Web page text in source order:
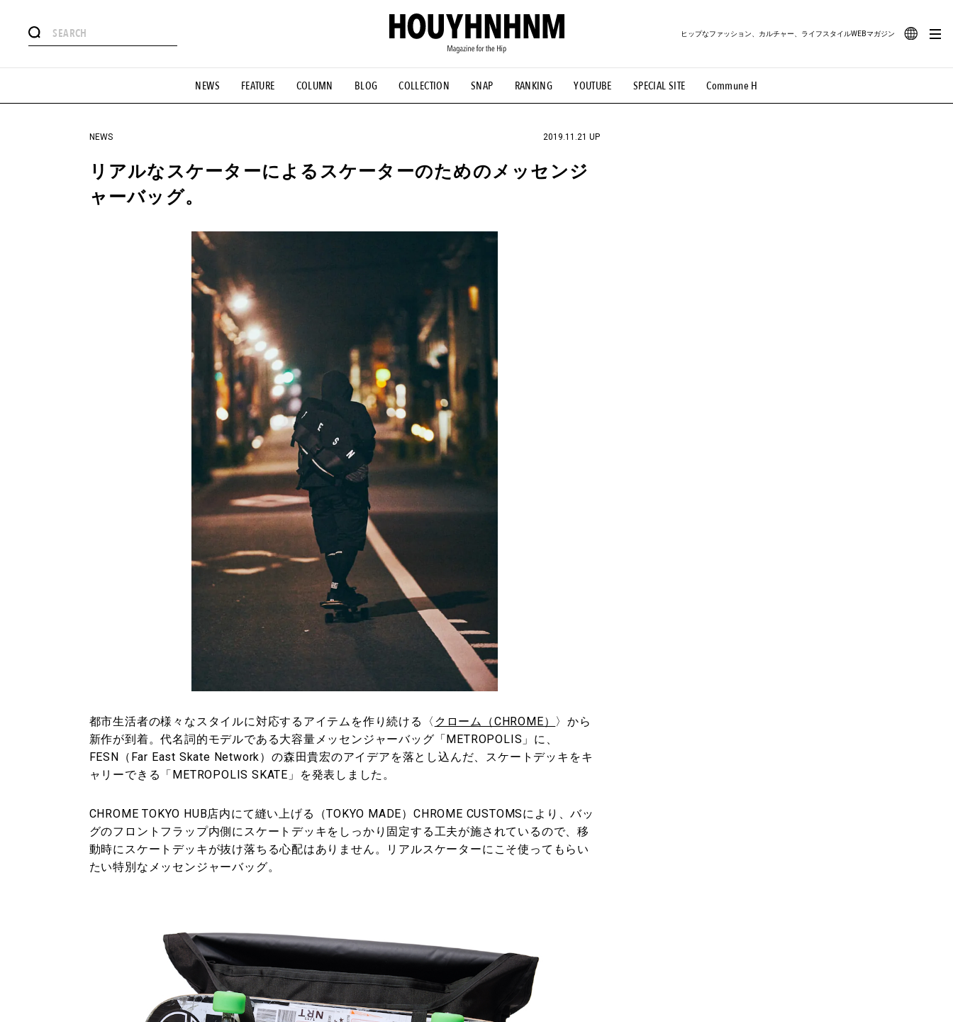
NEWS FEATURE COLUMN BLOG COLLECTION SNAP RANKING YOUTUBE SPECIAL SITE Commune H
ヒップなファッション、カルチャー、ライフスタイルWEBマガジン
#憧れの逸品 #ESSENTIAL DESIGNS #古着サミット #NEW VINTAGE #マイナーグッド図鑑 #路地裏てぃーん。 #MONTHLY JOURNAL
#GH 銘品の所以 #フイナムのYouTube #Commune H #FOCUS IT #AH.H #ととけん #FASHION #MUSIC #MOVIE #LIFESTYLE #SNEAKER #OUTDOOR
#HANDSOME HANDBOOK
NEWS 2019.11.21 UP
リアルなスケーターによるスケーターのためのメッセンジ
ャーバッグ。
都市生活者の様々なスタイルに対応するアイテムを作り続ける〈 クローム（CHROME） 〉から
新作が到着。代名詞的モデルである大容量メッセンジャーバッグ「METROPOLIS」に、
FESN（Far East Skate Network）の森田貴宏のアイデアを落とし込んだ、スケートデッキをキ
ャリーできる「METROPOLIS SKATE」を発表しました。
CHROME TOKYO HUB店内にて縫い上げる（TOKYO MADE）CHROME CUSTOMSにより、バッ
グのフロントフラップ内側にスケートデッキをしっかり固定する工夫が施されているので、移
動時にスケートデッキが抜け落ちる心配はありません。リアルスケーターにこそ使ってもらい
たい特別なメッセンジャーバッグ。